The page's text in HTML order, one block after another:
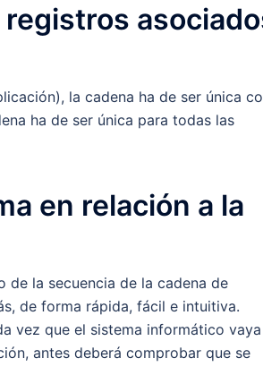
la cadena ha de ser única
ha de ser única para todas las
en relación a la
de la secuencia de la cadena de
de forma rápida, fácil e intuitiva.
vez que el sistema informático
antes deberá comprobar que se